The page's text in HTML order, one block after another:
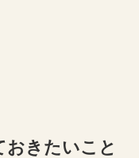
おきたいこと